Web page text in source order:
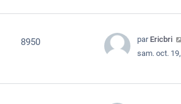
8950 par Ericbri
sam. oct.